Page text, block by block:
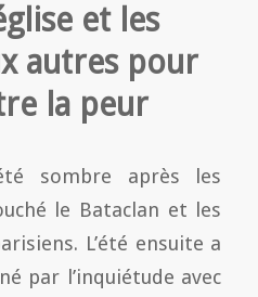
et les
autres pour
la peur
sombre après les
le Bataclan et les
L’été ensuite a
par l’inquiétude avec